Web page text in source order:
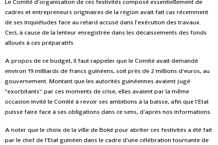
cadres et entrepreneurs originaires de la région avait fait cas récemment
de ses inquiétudes face au retard accusé dans l'exécution des travaux.
Ceci, à cause de la lenteur enregistrée dans les décaissements des fonds
alloués à ces préparatifs.
A propos de ce budget, il faut rappeler que le Comité avait demandé
environ 19 milliards de francs guinéens, soit près de 2 millions d'euros, au
gouvernement. Montant que les autorités guinéennes avaient jugé
"exorbitants'' par ces moments de crise, elles avaient par la même
occasion invité le Comité à revoir ses ambitions à la baisse, afin que l'Etat
puisse faire face à ses obligations dans ce sens, d'après nos informations.
A noter que le choix de la ville de Boké pour abriter ces festivités a été fait
par le chef de l'Etat guinéen dans le cadre d'une célébration tournante de